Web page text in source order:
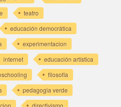
teatro
educación democrática
experimentacion
internet
educación artística
filosofía
pedagogia verde
directivismo